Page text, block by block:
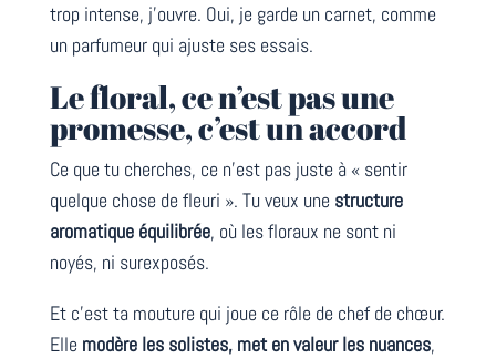
trop intense, j’ouvre. Oui, je garde un carnet, comme
un parfumeur qui ajuste ses essais.
Le floral, ce n’est pas une
promesse, c’est un accord
Ce que tu cherches, ce n’est pas juste à « sentir
quelque chose de fleuri ». Tu veux une structure
aromatique équilibrée, où les floraux ne sont ni
noyés, ni surexposés.
Et c’est ta mouture qui joue ce rôle de chef de chœur.
Elle modère les solistes, met en valeur les nuances,